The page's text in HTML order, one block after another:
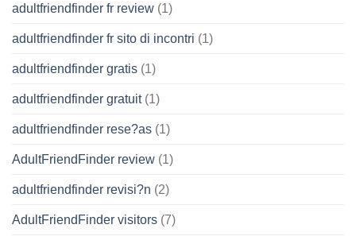
adultfriendfinder fr review (1)
adultfriendfinder fr sito di incontri (1)
adultfriendfinder gratis (1)
adultfriendfinder gratuit(1)
adultfriendfinder rese?as (1)
AdultFriendFinder review (1)
adultfriendfinder revisi?n (2)
AdultFriendFinder visitors (7)